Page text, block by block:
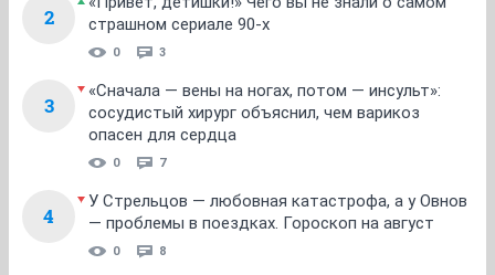
2
страшном сериале 90-х
0 3
3
«Сначала — вены на ногах, потом — инсульт»:
сосудистый хирург объяснил, чем варикоз
опасен для сердца
0 7
4
У Стрельцов — любовная катастрофа, а у Овнов
— проблемы в поездках. Гороскоп на август
0 8